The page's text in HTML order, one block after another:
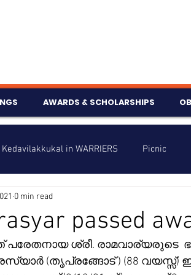
AWARDS & SCHOLARSHIPS
Kedavilakkukal in WARRIERS Picnic
Info
passed
0 min read
പരേതനായ ശ്രീ. രാമവാര്യരുടെ
(തൃപ്രങ്ങോട് ) (88 വയസ്സ്)